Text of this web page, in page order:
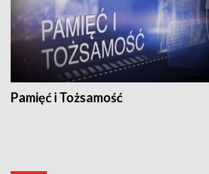
Pamięć i Tożsamość